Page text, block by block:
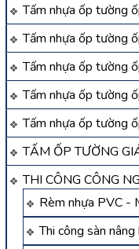
Tấm nhựa ốp tường
Tấm nhựa ốp tường
Tấm nhựa ốp tường
Tấm nhựa ốp tường
Tấm nhựa ốp tường
TẤM ỐP TƯỜNG
THI CÔNG CÔNG
Rèm nhựa PVC -
Thi công sàn